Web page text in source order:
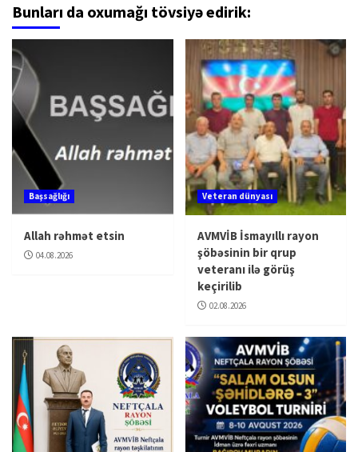
Bunları da oxumağı tövsiyə edirik:
Başsağlığı
Allah rəhmət etsin
04.08.2026
Veteran dünyası
AVMVİB İsmayıllı rayon
şöbəsinin bir qrup
veteranı ilə görüş
keçirilib
02.08.2026